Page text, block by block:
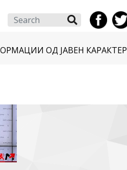
Search
ОД ЈАВЕН КАРАКТЕР